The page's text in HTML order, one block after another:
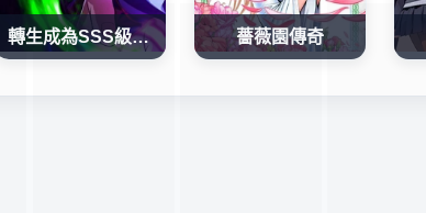
轉生成為SSS級哥布林 薔薇園傳奇